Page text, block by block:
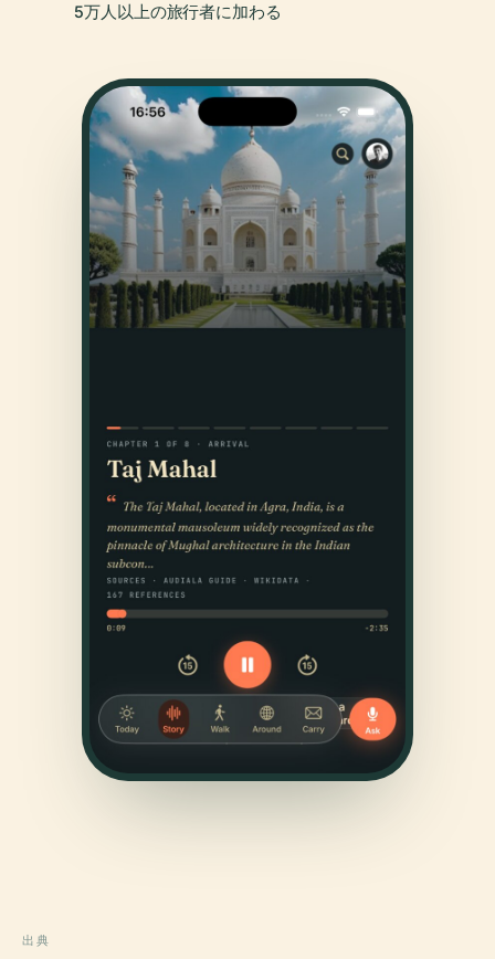
5万人以上の旅行者に加わる
出典